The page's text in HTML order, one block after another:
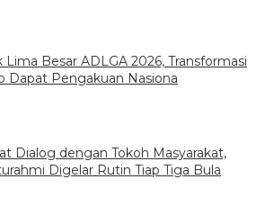
Besar ADLGA 2026, Transformasi
Dapat Pengakuan Nasiona
Dialog dengan Tokoh Masyarakat,
Digelar Rutin Tiap Tiga Bula